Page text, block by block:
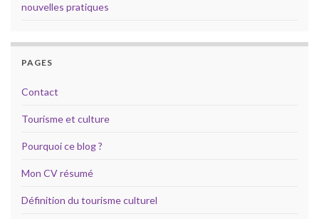
nouvelles pratiques
PAGES
Contact
Tourisme et culture
Pourquoi ce blog ?
Mon CV résumé
Définition du tourisme culturel